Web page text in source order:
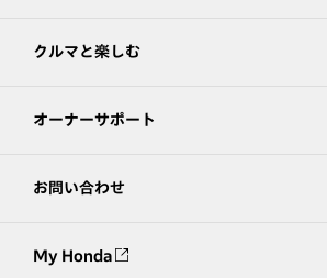
クルマと楽しむ
オーナーサポート
お問い合わせ
My Honda